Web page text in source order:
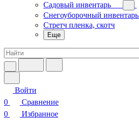
Садовый инвентарь
Снегоуборочный инвентарь
Стретч пленка, скотч
Еще
Войти
0
Сравнение
0
Избранное